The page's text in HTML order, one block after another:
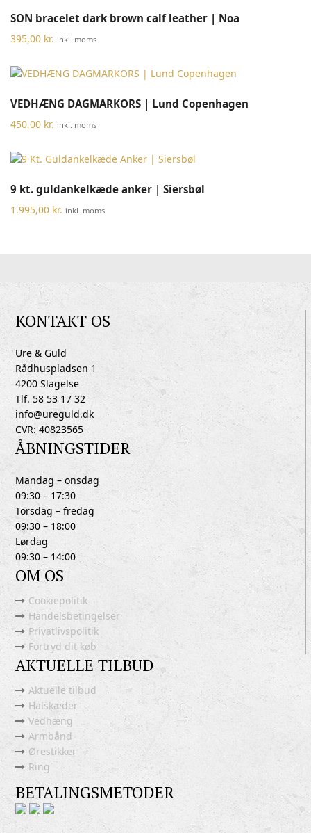
SON bracelet dark brown calf leather | Noa
395,00 kr. inkl. moms
VEDHÆNG DAGMARKORS | Lund Copenhagen
450,00 kr. inkl. moms
9 kt. guldankelkæde anker | Siersbøl
1.995,00 kr. inkl. moms
KONTAKT OS
Ure & Guld
Rådhuspladsen 1
4200 Slagelse
Tlf. 58 53 17 32
info@ureguld.dk
CVR: 40823565
ÅBNINGSTIDER
Mandag – onsdag
09:30 – 17:30
Torsdag – fredag
09:30 – 18:00
Lørdag
09:30 – 14:00
OM OS
Cookiepolitik
Handelsbetingelser
Privatlivspolitik
Fortryd dit køb
AKTUELLE TILBUD
Aktuelle tilbud
Halskæder
Vedhæng
Armbånd
Ørestikker
Ring
BETALINGSMETODER